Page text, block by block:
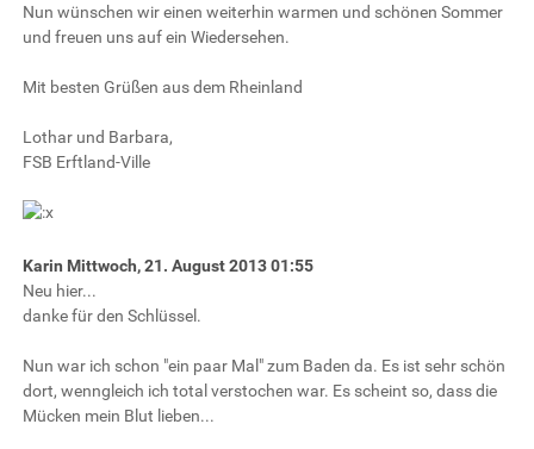
Nun wünschen wir einen weiterhin warmen und schönen Sommer
und freuen uns auf ein Wiedersehen.
Mit besten Grüßen aus dem Rheinland
Lothar und Barbara,
FSB Erftland-Ville
Karin Mittwoch, 21. August 2013 01:55
Neu hier...
danke für den Schlüssel.
Nun war ich schon "ein paar Mal" zum Baden da. Es ist sehr schön
dort, wenngleich ich total verstochen war. Es scheint so, dass die
Mücken mein Blut lieben...